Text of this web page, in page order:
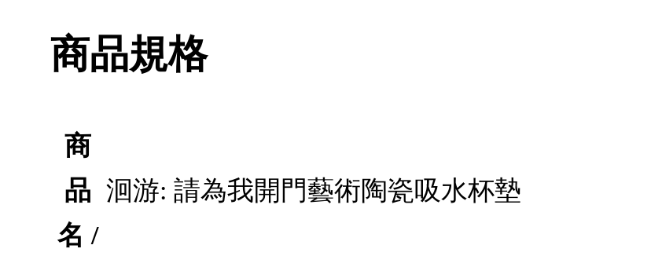
商品規格
商
品
名 /
洄游: 請為我開門藝術陶瓷吸水杯墊